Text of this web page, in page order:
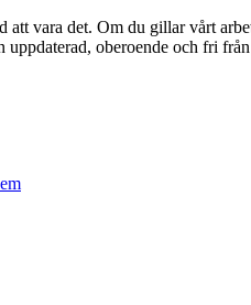
att vara det. Om du gillar vårt
oberoende och fri